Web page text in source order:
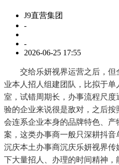
J9直营集团
-
-
2026-06-25 17:55
交给乐妍视界运营之后，但
业本人招人组建团队，比拟于
室，试错周期长，办事流程尺
验的企业来说很是敌对，之后按
会连系企业本身的品牌特色、
案，这类办事商一般只深耕抖
沉庆本土办事商沉庆乐妍视界
下大量招人、办理的时间精神